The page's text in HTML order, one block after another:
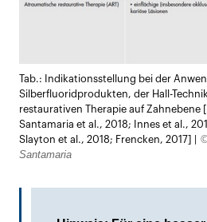
Tab.: Indikationsstellung bei der
Silberfluoridprodukten, der Hall-
restaurativen Therapie auf Zahnebene
Santamaria et al., 2018; Innes et al.,
Slayton et al., 2018; Frencken, 2017] |
Santamaria